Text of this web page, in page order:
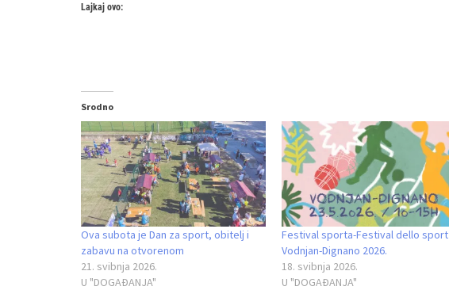
Lajkaj ovo:
Srodno
Ova subota je Dan za sport, obitelj i
zabavu na otvorenom
21. svibnja 2026.
U "DOGAĐANJA"
Festival sporta-Festival dello sport
Vodnjan-Dignano 2026.
18. svibnja 2026.
U "DOGAĐANJA"